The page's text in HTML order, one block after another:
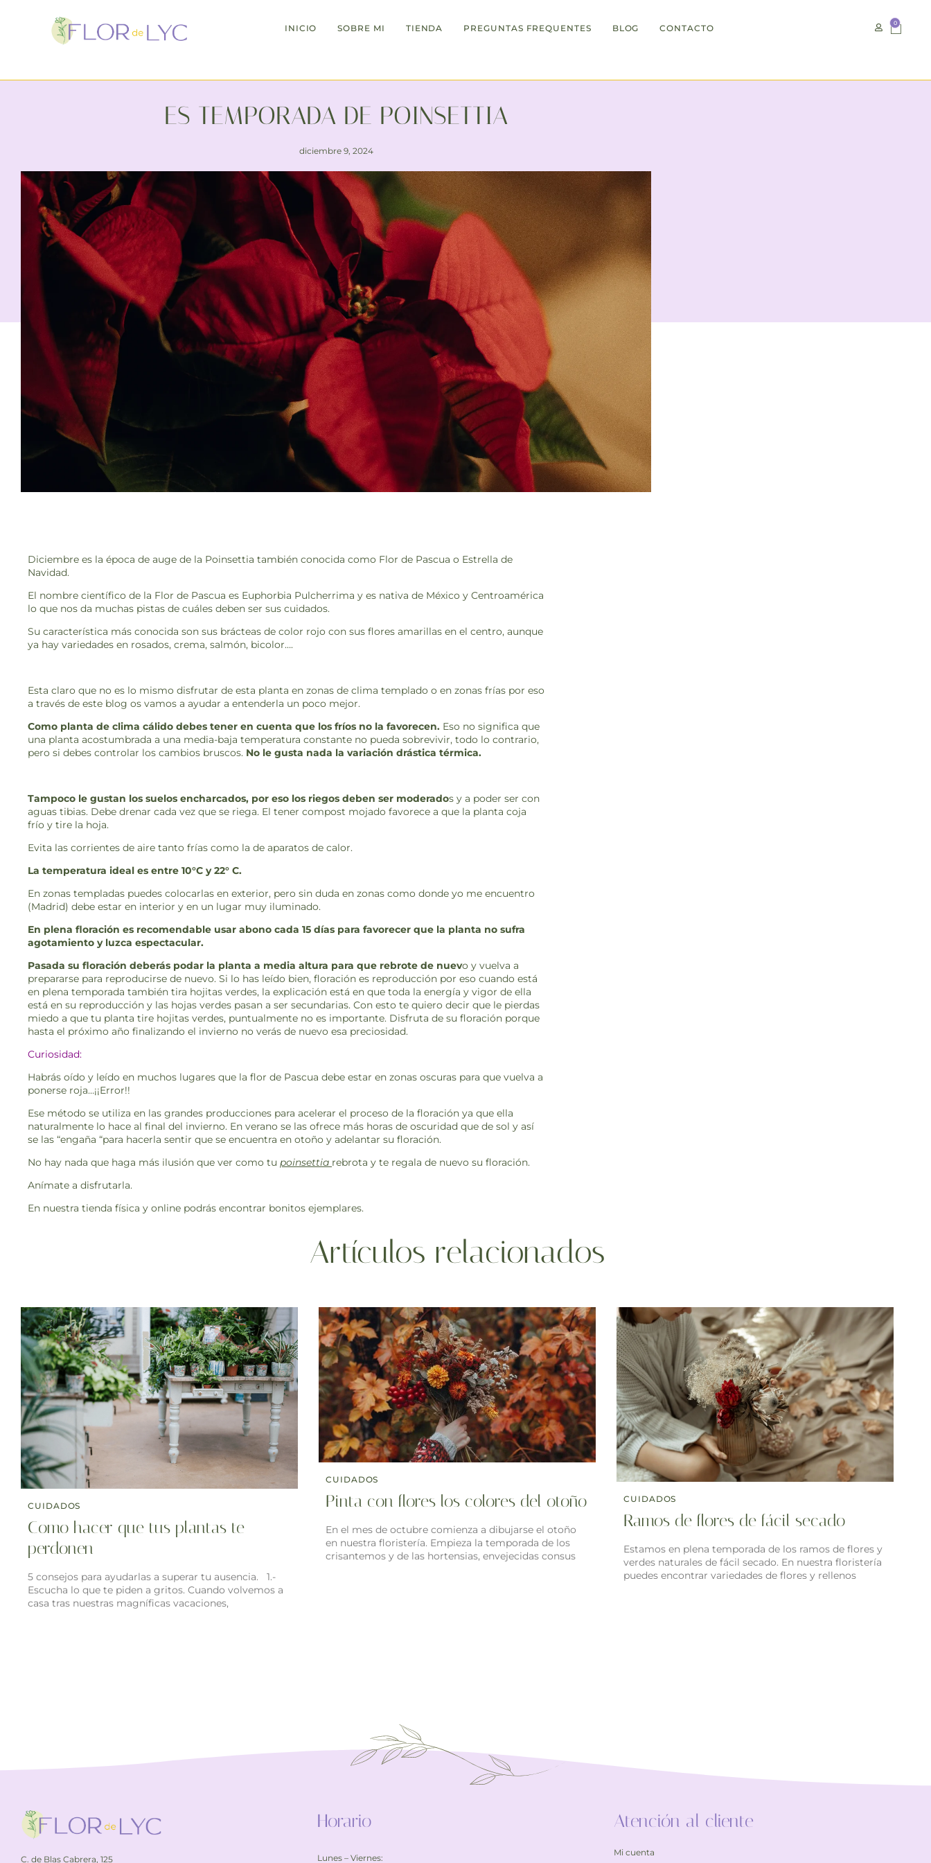
INICIO SOBRE MI TIENDA PREGUNTAS FREQUENTES BLOG CONTACTO 0
ES TEMPORADA DE POINSETTIA
diciembre 9, 2024
Diciembre es la época de auge de la Poinsettia también conocida como Flor de Pascua o Estrella de
Navidad.
El nombre científico de la Flor de Pascua es Euphorbia Pulcherrima y es nativa de México y Centroamérica
lo que nos da muchas pistas de cuáles deben ser sus cuidados.
Su característica más conocida son sus brácteas de color rojo con sus flores amarillas en el centro, aunque
ya hay variedades en rosados, crema, salmón, bicolor….
Esta claro que no es lo mismo disfrutar de esta planta en zonas de clima templado o en zonas frías por eso
a través de este blog os vamos a ayudar a entenderla un poco mejor.
Como planta de clima cálido debes tener en cuenta que los fríos no la favorecen. Eso no significa que
una planta acostumbrada a una media-baja temperatura constante no pueda sobrevivir, todo lo contrario,
pero si debes controlar los cambios bruscos. No le gusta nada la variación drástica térmica.
Tampoco le gustan los suelos encharcados, por eso los riegos deben ser moderados y a poder ser con
aguas tibias. Debe drenar cada vez que se riega. El tener compost mojado favorece a que la planta coja
frío y tire la hoja.
Evita las corrientes de aire tanto frías como la de aparatos de calor.
La temperatura ideal es entre 10°C y 22° C.
En zonas templadas puedes colocarlas en exterior, pero sin duda en zonas como donde yo me encuentro
(Madrid) debe estar en interior y en un lugar muy iluminado.
En plena floración es recomendable usar abono cada 15 días para favorecer que la planta no sufra
agotamiento y luzca espectacular.
Pasada su floración deberás podar la planta a media altura para que rebrote de nuevo y vuelva a
prepararse para reproducirse de nuevo. Si lo has leído bien, floración es reproducción por eso cuando está
en plena temporada también tira hojitas verdes, la explicación está en que toda la energía y vigor de ella
está en su reproducción y las hojas verdes pasan a ser secundarias. Con esto te quiero decir que le pierdas
miedo a que tu planta tire hojitas verdes, puntualmente no es importante. Disfruta de su floración porque
hasta el próximo año finalizando el invierno no verás de nuevo esa preciosidad.
Curiosidad:
Habrás oído y leído en muchos lugares que la flor de Pascua debe estar en zonas oscuras para que vuelva a
ponerse roja…¡¡Error!!
Ese método se utiliza en las grandes producciones para acelerar el proceso de la floración ya que ella
naturalmente lo hace al final del invierno. En verano se las ofrece más horas de oscuridad que de sol y así
se las “engaña “para hacerla sentir que se encuentra en otoño y adelantar su floración.
No hay nada que haga más ilusión que ver como tu poinsettia rebrota y te regala de nuevo su floración.
Anímate a disfrutarla.
En nuestra tienda física y online podrás encontrar bonitos ejemplares.
Artículos relacionados
CUIDADOS
Como hacer que tus plantas te
perdonen
5 consejos para ayudarlas a superar tu ausencia. 1.-
Escucha lo que te piden a gritos. Cuando volvemos a
casa tras nuestras magníficas vacaciones,
CUIDADOS
Pinta con flores los colores del otoño
En el mes de octubre comienza a dibujarse el otoño
en nuestra floristería. Empieza la temporada de los
crisantemos y de las hortensias, envejecidas consus
CUIDADOS
Ramos de flores de fácil secado
Estamos en plena temporada de los ramos de flores y
verdes naturales de fácil secado. En nuestra floristería
puedes encontrar variedades de flores y rellenos
C. de Blas Cabrera, 125
Horario
Lunes – Viernes:
Atención al cliente
Mi cuenta